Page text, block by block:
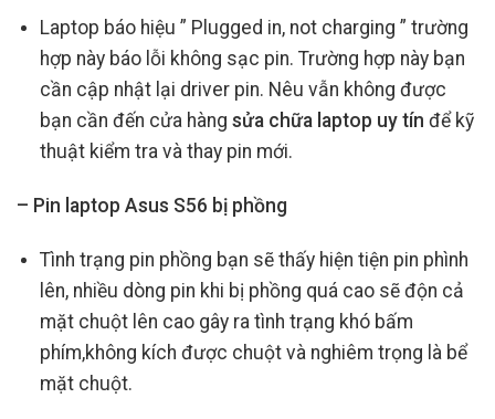
Laptop báo hiệu ” Plugged in, not charging ” trường
hợp này báo lỗi không sạc pin. Trường hợp này bạn
cần cập nhật lại driver pin. Nêu vẫn không được
bạn cần đến cửa hàng sửa chữa laptop uy tín để kỹ
thuật kiểm tra và thay pin mới.
– Pin laptop Asus S56 bị phồng
Tình trạng pin phồng bạn sẽ thấy hiện tiện pin phình
lên, nhiều dòng pin khi bị phồng quá cao sẽ độn cả
mặt chuột lên cao gây ra tình trạng khó bấm
phím,không kích được chuột và nghiêm trọng là bể
mặt chuột.